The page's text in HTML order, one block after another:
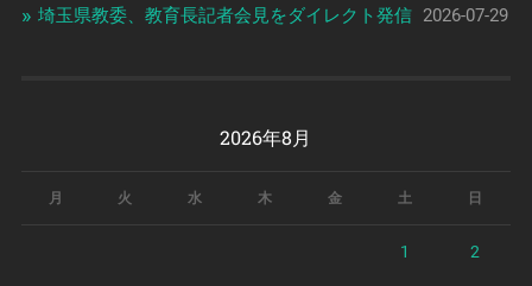
埼玉県教委、教育長記者会見をダイレクト発信 2026-07-29
2026年8月
月 火 水 木 金 土 日
1 2